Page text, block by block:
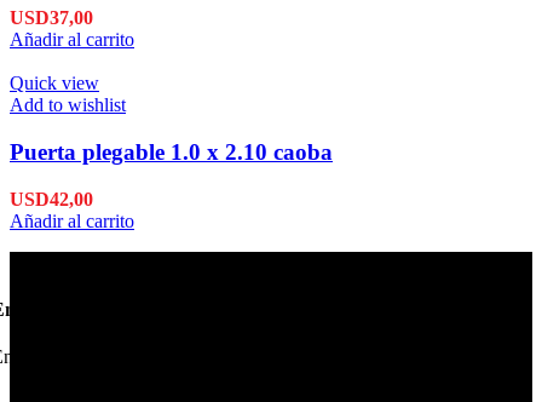
USD37,00
Añadir al carrito
Quick view
Add to wishlist
Puerta plegable 1.0 x 2.10 caoba
USD42,00
Añadir al carrito
en 24hs
su pedido en 24hs.